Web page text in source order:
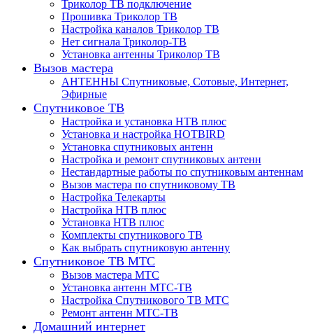
Триколор ТВ подключение
Прошивка Триколор ТВ
Настройка каналов Триколор ТВ
Нет сигнала Триколор-ТВ
Установка антенны Триколор ТВ
Вызов мастера
АНТЕННЫ Спутниковые, Сотовые, Интернет,
Эфирные
Спутниковое ТВ
Настройка и установка НТВ плюс
Установка и настройка HOTBIRD
Установка спутниковых антенн
Настройка и ремонт спутниковых антенн
Нестандартные работы по спутниковым антеннам
Вызов мастера по спутниковому ТВ
Настройка Телекарты
Настройка НТВ плюс
Установка НТВ плюс
Комплекты спутникового ТВ
Как выбрать спутниковую антенну
Спутниковое ТВ МТС
Вызов мастера МТС
Установка антенн МТС-ТВ
Настройка Спутникового ТВ МТС
Ремонт антенн МТС-ТВ
Домашний интернет